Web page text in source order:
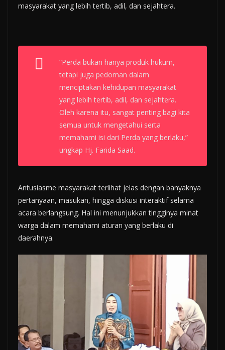
masyarakat yang lebih tertib, adil, dan sejahtera.
“Perda bukan hanya produk hukum,
tetapi juga pedoman dalam
menciptakan kehidupan masyarakat
yang lebih tertib, adil, dan sejahtera.
Oleh karena itu, sangat penting bagi kita
semua untuk mengetahui serta
memahami isi dari Perda yang berlaku,”
ungkap Hj. Farida Saad.
Antusiasme masyarakat terlihat jelas dengan banyaknya
pertanyaan, masukan, hingga diskusi interaktif selama
acara berlangsung. Hal ini menunjukkan tingginya minat
warga dalam memahami aturan yang berlaku di
daerahnya.